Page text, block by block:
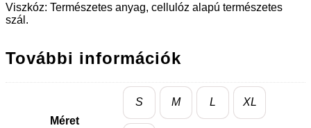
Viszkóz: Természetes anyag, cellulóz alapú természetes
szál.
További információk
Méret
S M L XL